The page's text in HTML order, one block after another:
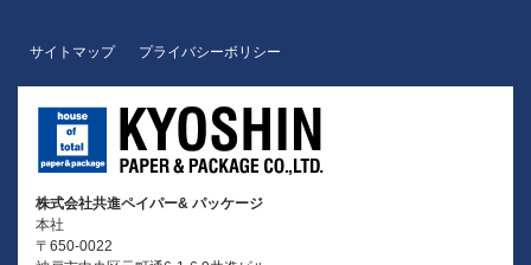
サイトマップ プライバシーボリシー
株式会社共進ペイパー& パッケージ
本社
〒650-0022